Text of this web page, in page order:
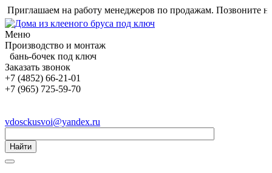
на работу менеджеров по продажам. Позвоните нам
Меню
Производство и монтаж
бань-бочек под ключ
Заказать звонок
+7 (4852) 66-21-01
+7 (965) 725-59-70
vdosckusvoi@yandex.ru
Найти